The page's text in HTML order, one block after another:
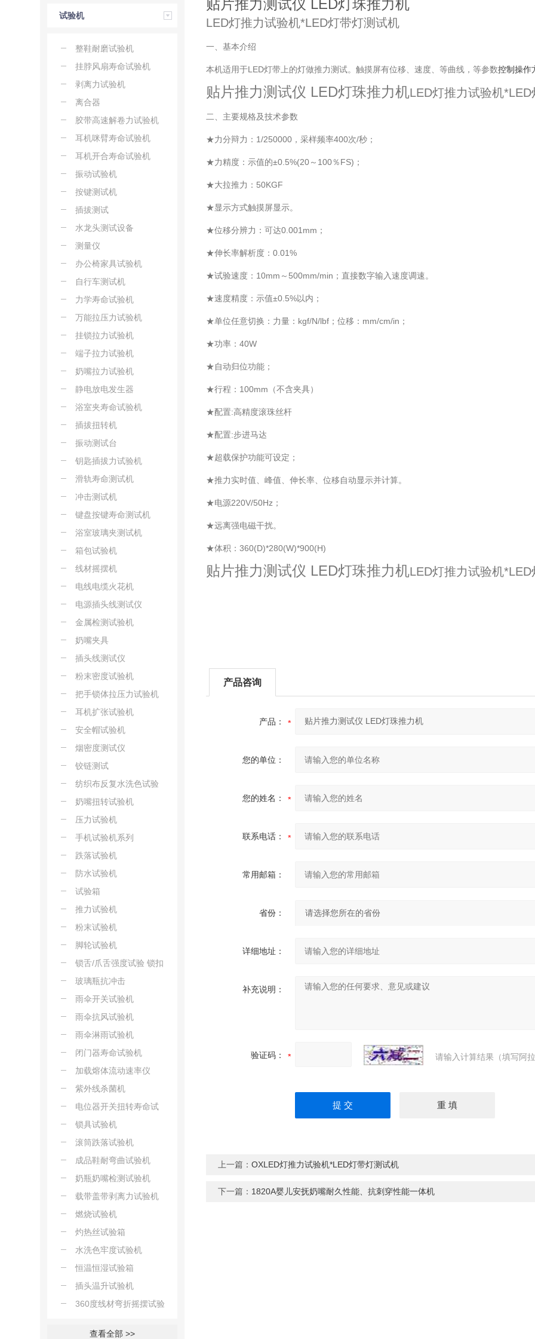
试验机
整鞋耐磨试验机
挂脖风扇寿命试验机
剥离力试验机
离合器
胶带高速解卷力试验机
耳机咪臂寿命试验机
耳机开合寿命试验机
振动试验机
按键测试机
插拔测试
水龙头测试设备
测量仪
办公椅家具试验机
自行车测试机
力学寿命试验机
万能拉压力试验机
挂锁拉力试验机
端子拉力试验机
奶嘴拉力试验机
静电放电发生器
浴室夹寿命试验机
插拔扭转机
振动测试台
钥匙插拔力试验机
滑轨寿命测试机
冲击测试机
键盘按键寿命测试机
浴室玻璃夹测试机
箱包试验机
线材摇摆机
电线电缆火花机
电源插头线测试仪
金属检测试验机
奶嘴夹具
插头线测试仪
粉末密度试验机
把手锁体拉压力试验机
耳机扩张试验机
安全帽试验机
烟密度测试仪
铰链测试
纺织布反复水洗色试验
机
奶嘴扭转试验机
压力试验机
手机试验机系列
跌落试验机
防水试验机
试验箱
推力试验机
粉末试验机
脚轮试验机
锁舌/爪舌强度试验 锁扣
盒板强度试验
玻璃瓶抗冲击
雨伞开关试验机
雨伞抗风试验机
雨伞淋雨试验机
闭门器寿命试验机
加载熔体流动速率仪
紫外线杀菌机
电位器开关扭转寿命试
验机
锁具试验机
滚筒跌落试验机
成品鞋耐弯曲试验机
奶瓶奶嘴检测试验机
载带盖带剥离力试验机
燃烧试验机
灼热丝试验箱
水洗色牢度试验机
恒温恒湿试验箱
插头温升试验机
360度线材弯折摇摆试验
查看全部 >>
贴片推力测试仪 LED灯珠推力机
LED灯推力试验机*LED灯带灯测试机
一、基本介绍
本机适用于LED灯带上的灯做推力测试。触摸屏有位移、速度、等曲线，等参数控制操作
贴片推力测试仪 LED灯珠推力机LED灯推力试验机
二、主要规格及技术参数
★力分辩力：1/250000，采样频率400次/秒；
★力精度：示值的±0.5%(20～100％FS)；
★大拉推力：50KGF
★显示方式触摸屏显示。
★位移分辨力：可达0.001mm；
★伸长率解析度：0.01%
★试验速度：10mm～500mm/min；直接数字输入速度调速。
★速度精度：示值±0.5%以内；
★单位任意切换：力量：kgf/N/lbf；位移：mm/cm/in；
★功率：40W
★自动归位功能；
★行程：100mm（不含夹具）
★配置:高精度滚珠丝杆
★配置:步进马达
★超载保护功能可设定；
★推力实时值、峰值、伸长率、位移自动显示并计算。
★电源220V/50Hz；
★远离强电磁干扰。
★体积：360(D)*280(W)*900(H)
贴片推力测试仪 LED灯珠推力机LED灯推力试验机
产品咨询
产品：
您的单位：
您的姓名：
联系电话：
常用邮箱：
省份：
详细地址：
补充说明：
验证码： 请输入计算结果（填写阿
上一篇：OXLED灯推力试验机*LED灯带灯测试机
下一篇： 1820A婴儿安抚奶嘴耐久性能、抗刺穿性能一体机